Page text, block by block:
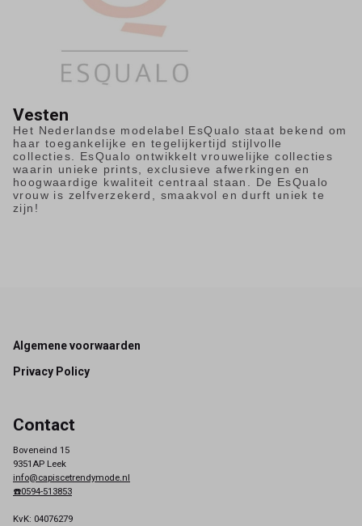
Vesten
Het Nederlandse modelabel EsQualo staat bekend om
haar toegankelijke en tegelijkertijd stijlvolle
collecties. EsQualo ontwikkelt vrouwelijke collecties
waarin unieke prints, exclusieve afwerkingen en
hoogwaardige kwaliteit centraal staan. De EsQualo
vrouw is zelfverzekerd, smaakvol en durft uniek te
zijn!
Footer
Algemene voorwaarden
Privacy Policy
Contact
Boveneind 15
9351AP Leek
info@capiscetrendymode.nl
☎️0594-513853
KvK: 04076279